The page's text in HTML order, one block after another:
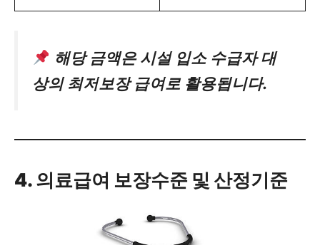
해당 금액은 시설 입소 수급자 대
상의 최저보장 급여로 활용됩니다.
4. 의료급여 보장수준 및 산정기준